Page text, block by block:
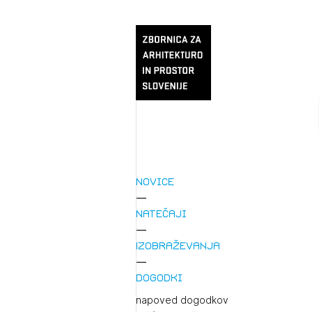
Novice
Natečaji
Izobraževanja
Dogodki
napoved dogodkov